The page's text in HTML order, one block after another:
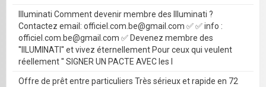
Illuminati Comment devenir membre des Illuminati ?
Contactez email: officiel.com.be@gmail.com ✅ ✅ info :
officiel.com.be@gmail.com ✅ Devenez membre des
''IILUMINATI'' et vivez éternellement Pour ceux qui veulent
réellement '' SIGNER UN PACTE AVEC les I
Offre de prêt entre particuliers Très sérieux et rapide en 72